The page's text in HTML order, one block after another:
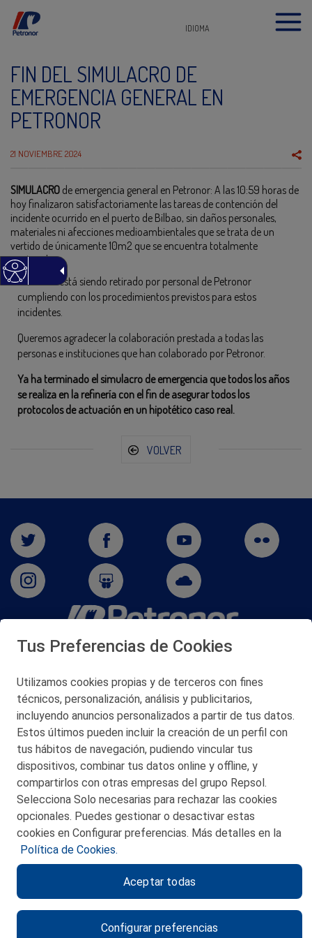
IDIOMA
FIN DEL SIMULACRO DE
EMERGENCIA GENERAL EN
PETRONOR
21 NOVIEMBRE 2024
SIMULACRO de emergencia general en Petronor: A las 10:59 horas de
hoy finalizaron satisfactoriamente las tareas de contención del
incidente ocurrido en el puerto de Bilbao, sin daños personales,
materiales ni afecciones medioambientales que se trata de un
vertido de únicamente 10m2 que se encuentra totalmente
contenido.
El vertido está siendo retirado por personal de Petronor
cumpliendo con los procedimientos previstos para estos
incidentes.
Queremos agradecer la colaboración prestada a todas las
personas e instituciones que han colaborado por Petronor.
Ya ha terminado el simulacro de emergencia que todos los años
se realiza en la refinería con el fin de asegurar todos los
protocolos de actuación en un hipotético caso real.
VOLVER
San Martín 5-Edificio Muñatones,
© 2026 Petronor S.A.
CONTACTO
MAPA WEB
POLITICA DE PRIVACIDAD
POLITICA DE COOKIES
CANAL DE ÉTICA
Tus Preferencias de Cookies
Utilizamos cookies propias y de terceros con fines
técnicos, personalización, análisis y publicitarios,
incluyendo anuncios personalizados a partir de tus datos.
Estos últimos pueden incluir la creación de un perfil con
tus hábitos de navegación, pudiendo vincular tus
dispositivos, combinar tus datos online y offline, y
compartirlos con otras empresas del grupo Repsol.
Selecciona Solo necesarias para rechazar las cookies
opcionales. Puedes gestionar o desactivar estas
cookies en Configurar preferencias. Más detalles en la
Política de Cookies.
Configurar preferencias
Aceptar todas